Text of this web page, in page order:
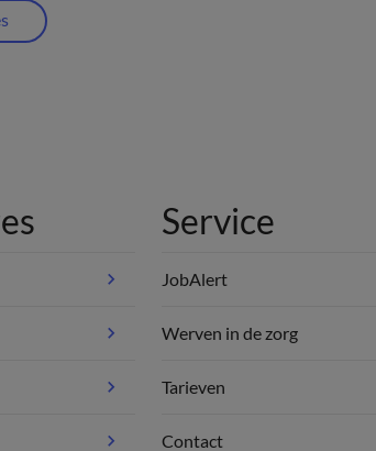
Service
JobAlert
Werven in de zorg
Tarieven
Contact